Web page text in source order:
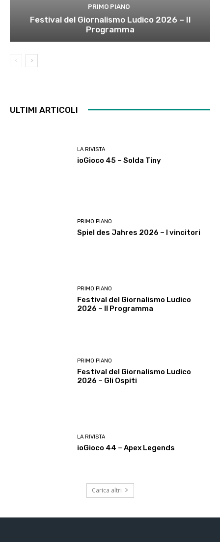
PRIMO PIANO
Festival del Giornalismo Ludico 2026 – Il
Programma
ULTIMI ARTICOLI
LA RIVISTA
ioGioco 45 – Solda Tiny
PRIMO PIANO
Spiel des Jahres 2026 – I vincitori
PRIMO PIANO
Festival del Giornalismo Ludico
2026 – Il Programma
PRIMO PIANO
Festival del Giornalismo Ludico
2026 – Gli Ospiti
LA RIVISTA
ioGioco 44 – Apex Legends
Carica altri